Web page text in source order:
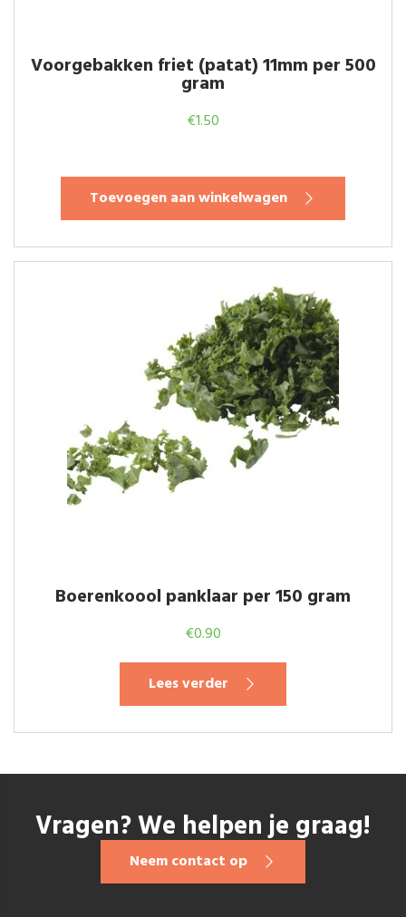
Voorgebakken friet (patat) 11mm per 500
gram
€1.50
Toevoegen aan winkelwagen
Boerenkoool panklaar per 150 gram
€0.90
Lees verder
Vragen? We helpen je graag!
Neem contact op